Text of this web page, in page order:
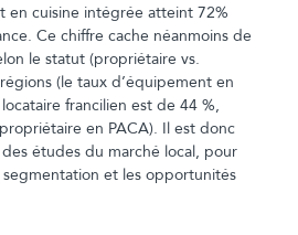
en cuisine intégrée atteint 72%
Ce chiffre cache néanmoins de
le statut (propriétaire vs.
(le taux d’équipement en
francilien est de 44 %,
en PACA). Il est donc
études du marché local, pour
et les opportunités